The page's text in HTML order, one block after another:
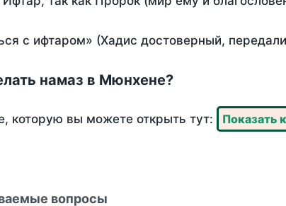
с ифтаром» (Хадис достоверный,
намаз в Мюнхене?
которую вы можете открыть тут: Показать
вопросы